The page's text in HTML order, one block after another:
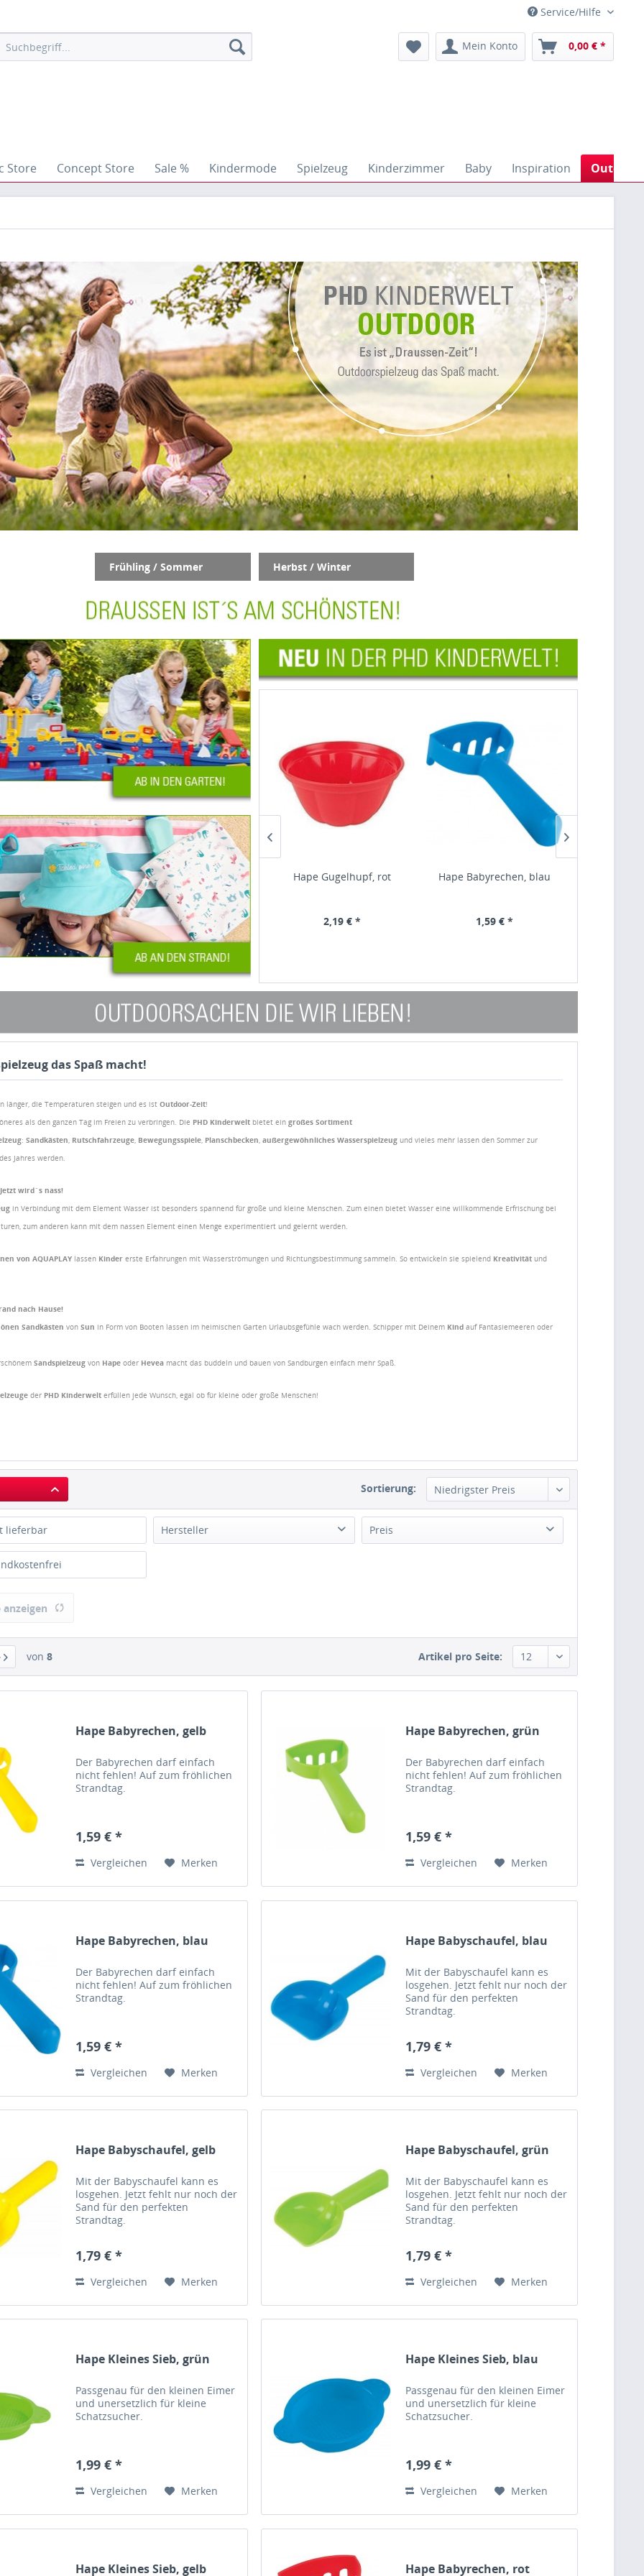
Service/Hilfe
Mein Konto 0,00 € *
Store Concept Store Sale % Kindermode Spielzeug Kinderzimmer Baby Inspiration Outdoor
Frühling / Sommer Herbst / Winter
das Spaß macht!
länger, die Temperaturen steigen und es ist Outdoor-Zeit!
als den ganzen Tag im Freien zu verbringen. Die PHD Kinderwelt bietet ein großes Sortiment
: Sandkästen, Rutschfahrzeuge, Bewegungsspiele, Planschbecken, außergewöhnliches Wasserspielzeug und vieles mehr lassen den Sommer zur
Jahres werden.
wird´s nass!
in Verbindung mit dem Element Wasser ist besonders spannend für große und kleine Menschen. Zum einen bietet Wasser eine willkommende Erfrischung bei
zum anderen kann mit dem nassen Element einen Menge experimentiert und gelernt werden.
von AQUAPLAY lassen Kinder erste Erfahrungen mit Wasserströmungen und Richtungsbestimmung sammeln. So entwickeln sie spielend Kreativität und
nach Hause!
Sandkästen von Sun in Form von Booten lassen im heimischen Garten Urlaubsgefühle wach werden. Schipper mit Deinem Kind auf Fantasiemeeren oder
Sandspielzeug von Hape oder Hevea macht das buddeln und bauen von Sandburgen einfach mehr Spaß.
der PHD Kinderwelt erfüllen jede Wunsch, egal ob für kleine oder große Menschen!
Hape Schiefer Turm von
Pisa
3,49 € *
Hape Gugelhupf, rot
2,19 € *
Hape Babyrechen, blau
1,59 € *
Sortierung:
lieferbar Hersteller
Jabadabado
Simba Dickie Group
STIGA
Preis
von 8 Artikel pro Seite:
Hape Babyrechen, gelb
Der Babyrechen darf einfach
nicht fehlen! Auf zum fröhlichen
Strandtag.
1,59 € *
Vergleichen Merken
Hape Babyrechen, grün
Der Babyrechen darf einfach
nicht fehlen! Auf zum fröhlichen
Strandtag.
1,59 € *
Vergleichen Merken
Hape Babyrechen, blau
Der Babyrechen darf einfach
nicht fehlen! Auf zum fröhlichen
Strandtag.
1,59 € *
Vergleichen Merken
Hape Babyschaufel, blau
Mit der Babyschaufel kann es
losgehen. Jetzt fehlt nur noch der
Sand für den perfekten
Strandtag.
1,79 € *
Vergleichen Merken
Hape Babyschaufel, gelb
Mit der Babyschaufel kann es
losgehen. Jetzt fehlt nur noch der
Sand für den perfekten
Strandtag.
1,79 € *
Vergleichen Merken
Hape Babyschaufel, grün
Mit der Babyschaufel kann es
losgehen. Jetzt fehlt nur noch der
Sand für den perfekten
Strandtag.
1,79 € *
Vergleichen Merken
Hape Kleines Sieb, grün
Passgenau für den kleinen Eimer
und unersetzlich für kleine
Schatzsucher.
1,99 € *
Vergleichen Merken
Hape Kleines Sieb, blau
Passgenau für den kleinen Eimer
und unersetzlich für kleine
Schatzsucher.
1,99 € *
Vergleichen Merken
Hape Kleines Sieb, gelb Hape Babyrechen, rot